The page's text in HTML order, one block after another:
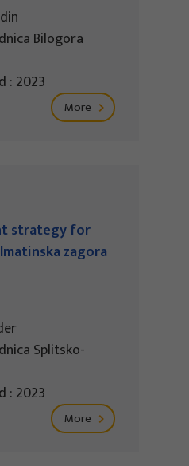
Bilogora
: 2023
More
strategy for
zagora
Splitsko-
: 2023
More